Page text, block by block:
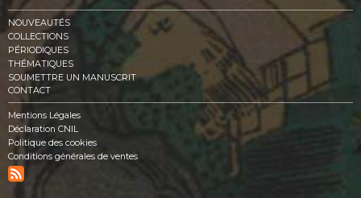
NOUVEAUTÉS
COLLECTIONS
PÉRIODIQUES
THÉMATIQUES
SOUMETTRE UN MANUSCRIT
CONTACT
Mentions Légales
Déclaration CNIL
Politique des cookies
Conditions générales de ventes